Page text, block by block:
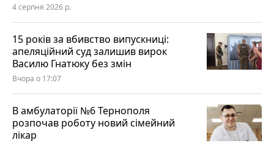
4 серпня 2026 р.
15 років за вбивство випускниці:
апеляційний суд залишив вирок
Василю Гнатюку без змін
Вчора о 17:07
В амбулаторії №6 Тернополя
розпочав роботу новий сімейний
лікар